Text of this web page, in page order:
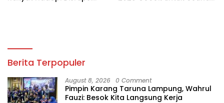
Berita Terpopuler
August 8, 2026 0 Comment
Pimpin Karang Taruna Lampung, Wahrul
Fauzi: Besok Kita Langsung Kerja